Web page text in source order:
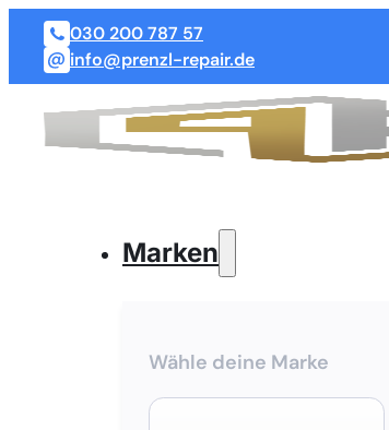
030 200 787 57
info@prenzl-repair.de
Marken
Wähle deine Marke